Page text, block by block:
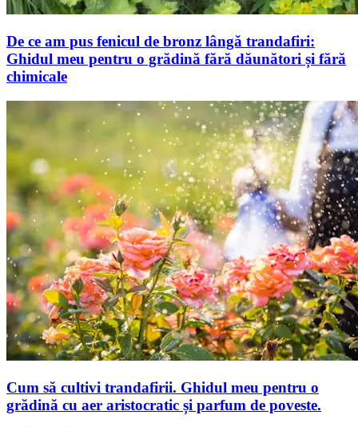
De ce am pus fenicul de bronz lângă trandafiri:
Ghidul meu pentru o grădină fără dăunători și fără
chimicale
Cum să cultivi trandafirii. Ghidul meu pentru o
grădină cu aer aristocratic și parfum de poveste.